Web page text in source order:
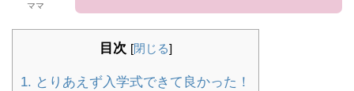
ママ
目次 [閉じる]
1. とりあえず入学式できて良かった！